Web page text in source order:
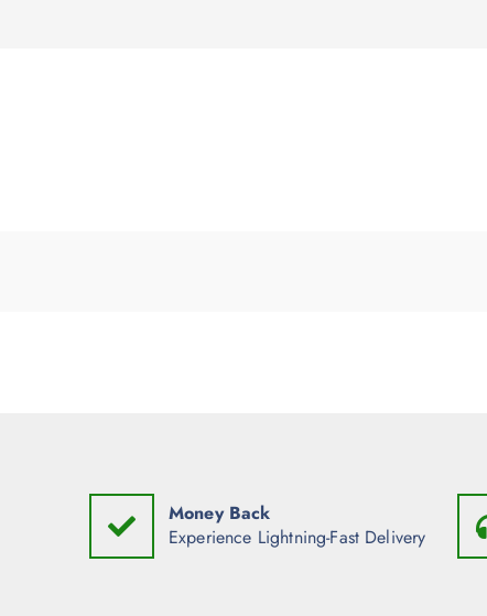
Money Back
Experience Lightning-Fast Delivery